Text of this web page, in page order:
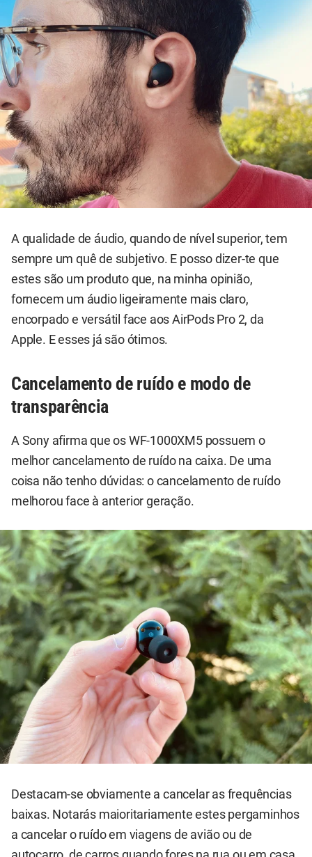
A qualidade de áudio, quando de nível superior, tem
sempre um quê de subjetivo. E posso dizer-te que
estes são um produto que, na minha opinião,
fornecem um áudio ligeiramente mais claro,
encorpado e versátil face aos AirPods Pro 2, da
Apple. E esses já são ótimos.
Cancelamento de ruído e modo de
transparência
A Sony afirma que os WF-1000XM5 possuem o
melhor cancelamento de ruído na caixa. De uma
coisa não tenho dúvidas: o cancelamento de ruído
melhorou face à anterior geração.
Destacam-se obviamente a cancelar as frequências
baixas. Notarás maioritariamente estes pergaminhos
a cancelar o ruído em viagens de avião ou de